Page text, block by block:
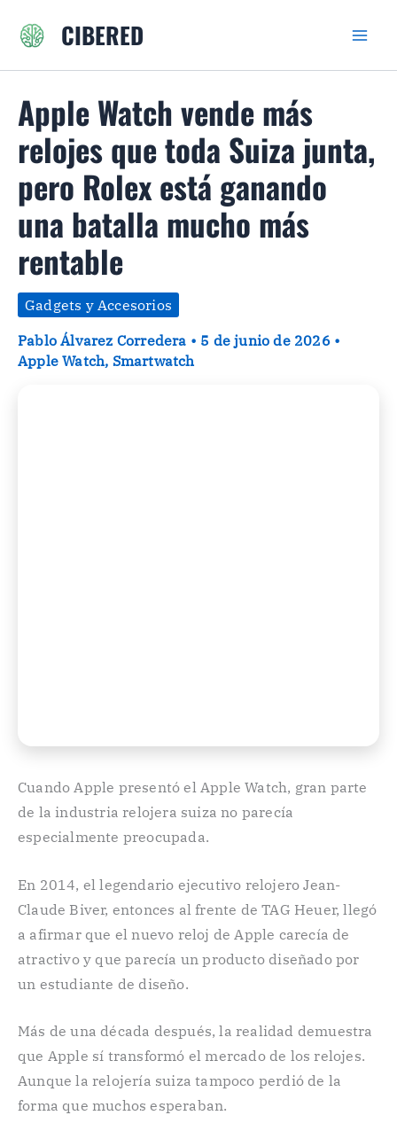
CIBERED
Apple Watch vende más
relojes que toda Suiza junta,
pero Rolex está ganando
una batalla mucho más
rentable
Gadgets y Accesorios
Pablo Álvarez Corredera • 5 de junio de 2026 •
Apple Watch, Smartwatch
Cuando Apple presentó el Apple Watch, gran parte
de la industria relojera suiza no parecía
especialmente preocupada.
En 2014, el legendario ejecutivo relojero Jean-
Claude Biver, entonces al frente de TAG Heuer, llegó
a afirmar que el nuevo reloj de Apple carecía de
atractivo y que parecía un producto diseñado por
un estudiante de diseño.
Más de una década después, la realidad demuestra
que Apple sí transformó el mercado de los relojes.
Aunque la relojería suiza tampoco perdió de la
forma que muchos esperaban.